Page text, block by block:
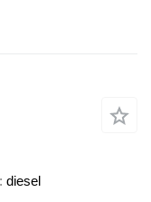
diesel